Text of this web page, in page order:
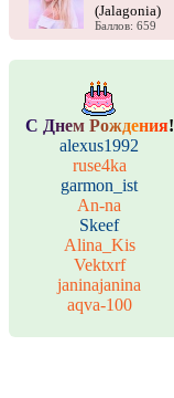
(Jalagonia)
Баллов: 659
С Днем Рождения!
alexus1992
ruse4ka
garmon_ist
An-na
Skeef
Alina_Kis
Vektxrf
janinajanina
aqva-100